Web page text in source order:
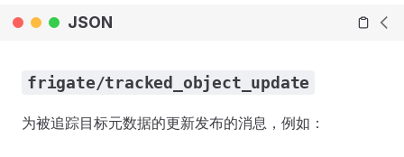
JSON
frigate/tracked_object_update
为被追踪目标元数据的更新发布的消息，例如：